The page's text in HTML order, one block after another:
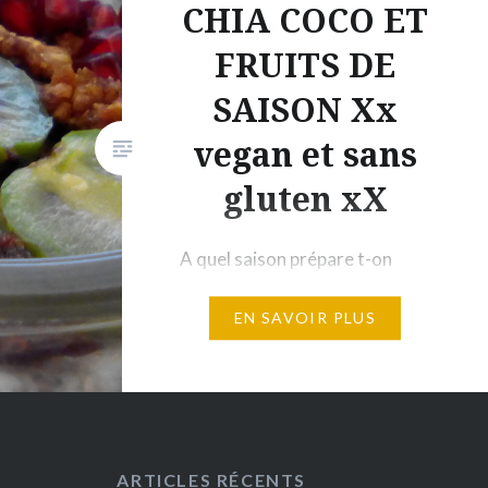
CHIA COCO ET
FRUITS DE
SAISON Xx
vegan et sans
gluten xX
A quel saison prépare t-on
SAISONS (en utilisant les fruits
menu : Petit dej : Crème de chia
EN SAVOIR PLUS
ARTICLES RÉCENTS